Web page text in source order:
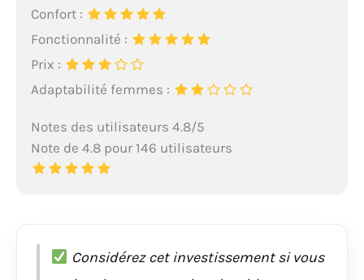
Confort :
Fonctionnalité :
Prix :
Adaptabilité femmes :
Notes des utilisateurs 4.8/5
Note de 4.8 pour 146 utilisateurs
Considérez cet investissement si vous